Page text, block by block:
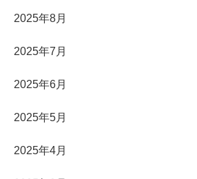
2025年8月
2025年7月
2025年6月
2025年5月
2025年4月